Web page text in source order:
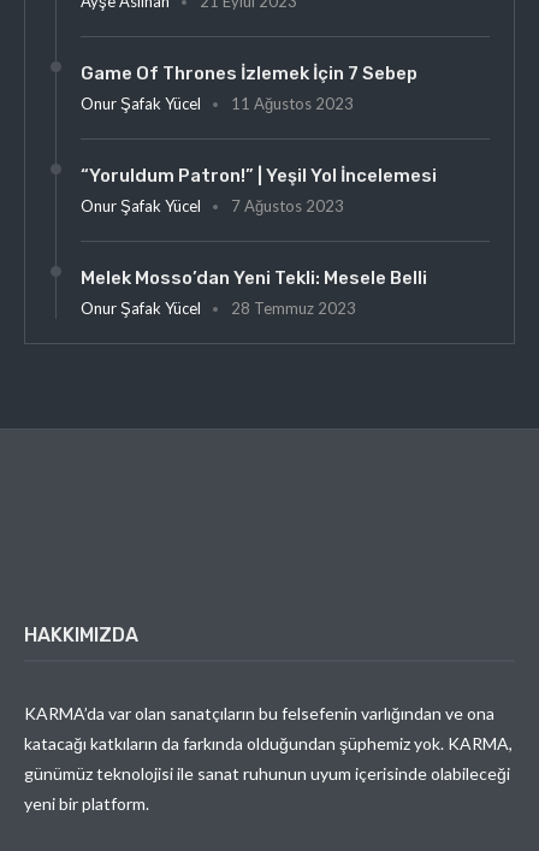
Game Of Thrones İzlemek İçin 7 Sebep
Onur Şafak Yücel 11 Ağustos 2023
“Yoruldum Patron!” | Yeşil Yol İncelemesi
Onur Şafak Yücel 7 Ağustos 2023
Melek Mosso’dan Yeni Tekli: Mesele Belli
Onur Şafak Yücel 28 Temmuz 2023
HAKKIMIZDA
KARMA’da var olan sanatçıların bu felsefenin varlığından ve ona
katacağı katkıların da farkında olduğundan şüphemiz yok. KARMA,
günümüz teknolojisi ile sanat ruhunun uyum içerisinde olabileceği
yeni bir platform.